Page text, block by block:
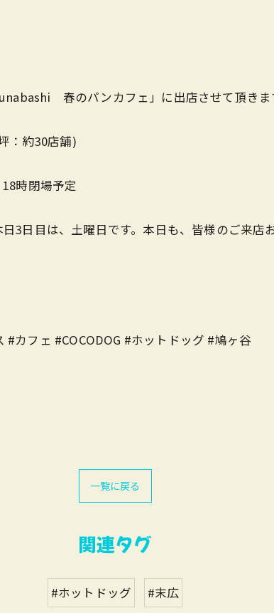
春のパンカフェ」に出店させて頂きま
：約30店舗)
時閉場予定
3日目は、土曜日です。本日も、皆様のご来店
カフェ #COCODOG #ホットドッグ #鳩ヶ谷
一覧に戻る
関連タグ
#ホットドッグ #末広